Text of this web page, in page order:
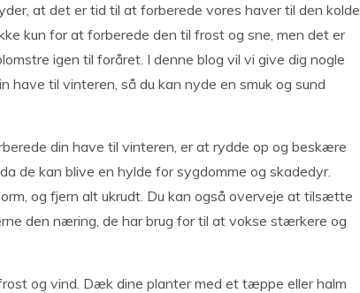
at det er tid til at forberede vores haver til den kolde
kun for at forberede den til frost og sne, men det er
igen til foråret. I denne blog vil vi give dig nogle
have til vinteren, så du kan nyde en smuk og sund
din have til vinteren, er at rydde op og beskære
de kan blive en hylde for sygdomme og skadedyr.
og fjern alt ukrudt. Du kan også overveje at tilsætte
den næring, de har brug for til at vokse stærkere og
og vind. Dæk dine planter med et tæppe eller halm